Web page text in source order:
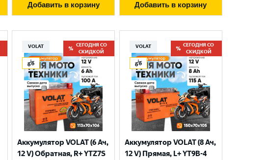
Добавить в корзину Добавить в корзину
VOLAT
СЕГОДНЯ СО
СКИДКОЙ
Аккумулятор VOLAT (6 Ач,
12 V) Обратная, R+ YTZ7S
VOLAT
СЕГОДНЯ СО
СКИДКОЙ
Аккумулятор VOLAT (8 Ач,
12 V) Прямая, L+ YT9B-4